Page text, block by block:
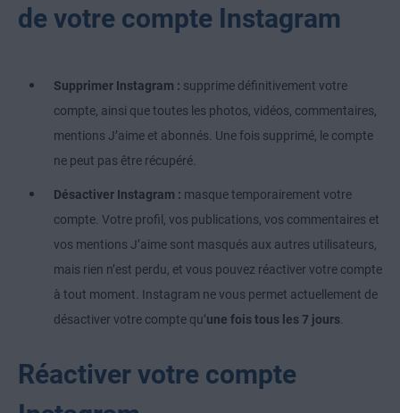
de votre compte Instagram
Supprimer Instagram : supprime définitivement votre
compte, ainsi que toutes les photos, vidéos, commentaires,
mentions J’aime et abonnés. Une fois supprimé, le compte
ne peut pas être récupéré.
Désactiver Instagram : masque temporairement votre
compte. Votre profil, vos publications, vos commentaires et
vos mentions J’aime sont masqués aux autres utilisateurs,
mais rien n’est perdu, et vous pouvez réactiver votre compte
à tout moment. Instagram ne vous permet actuellement de
désactiver votre compte qu’une fois tous les 7 jours
Réactiver votre compte